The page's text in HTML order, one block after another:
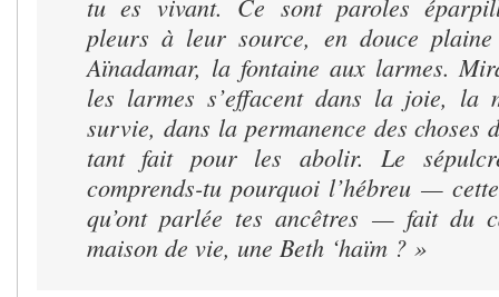
tu es vivant. Ce sont paroles
pleurs à leur source, en douce plaine
Aïnadamar, la fontaine aux larmes.
les larmes s’effacent dans la joie, la
survie, dans la permanence des choses
tant fait pour les abolir. Le
comprends-tu pourquoi l’hébreu —
qu’ont parlée tes ancêtres — fait du
maison de vie, une Beth ‘haïm ? »